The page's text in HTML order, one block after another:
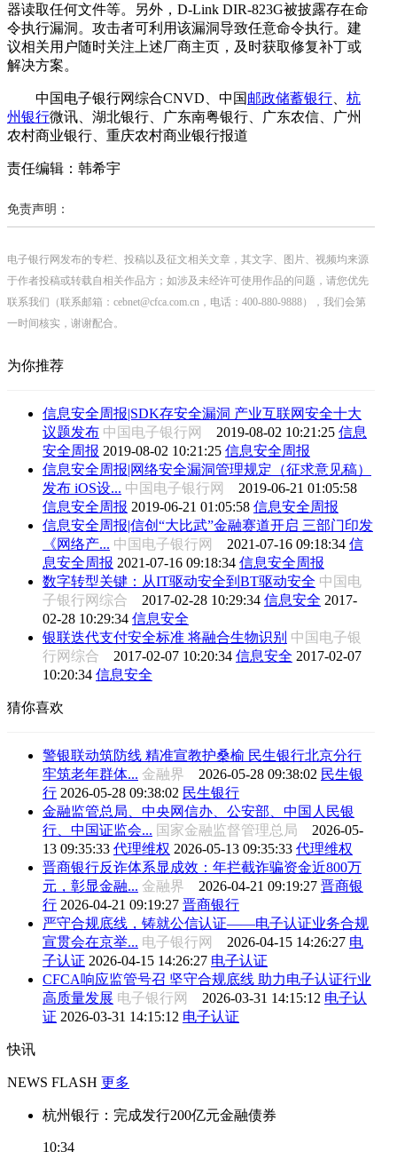
器读取任何文件等。另外，D-Link DIR-823G被披露存在命
令执行漏洞。攻击者可利用该漏洞导致任意命令执行。建
议相关用户随时关注上述厂商主页，及时获取修复补丁或
解决方案。
中国电子银行网综合CNVD、中国邮政储蓄银行
杭
州银行微讯、湖北银行、广东南粤银行、广东农信、广州
农村商业银行、重庆农村商业银行报道
责任编辑：韩希宇
免责声明：
电子银行网发布的专栏、投稿以及征文相关文章，其文字、图片、视频均来源
于作者投稿或转载自相关作品方；如涉及未经许可使用作品的问题，请您优先
联系我们（联系邮箱：cebnet@cfca.com.cn，电话：400-880-9888），我们会第
一时间核实，谢谢配合。
为你推荐
信息安全周报|SDK存安全漏洞 产业互联网安全十大
议题发布 中国电子银行网 2019-08-02 10:21:25 信息
安全周报 2019-08-02 10:21:25 信息安全周报
信息安全周报|网络安全漏洞管理规定（征求意见稿）
发布 iOS设... 中国电子银行网 2019-06-21 01:05:58
信息安全周报 2019-06-21 01:05:58 信息安全周报
信息安全周报|信创“大比武”金融赛道开启 三部门印发
《网络产... 中国电子银行网 2021-07-16 09:18:34 信
息安全周报 2021-07-16 09:18:34 信息安全周报
数字转型关键：从IT驱动安全到BT驱动安全 中国电
子银行网综合 2017-02-28 10:29:34 信息安全 2017-
02-28 10:29:34 信息安全
银联迭代支付安全标准 将融合生物识别 中国电子银
行网综合 2017-02-07 10:20:34 信息安全 2017-02-07
10:20:34 信息安全
猜你喜欢
警银联动筑防线 精准宣教护桑榆 民生银行北京分行
牢筑老年群体... 金融界 2026-05-28 09:38:02 民生银
行 2026-05-28 09:38:02 民生银行
金融监管总局、中央网信办、公安部、中国人民银
行、中国证监会... 国家金融监督管理总局 2026-05-
13 09:35:33 代理维权 2026-05-13 09:35:33 代理维权
晋商银行反诈体系显成效：年拦截诈骗资金近800万
元，彰显金融... 金融界 2026-04-21 09:19:27 晋商银
行 2026-04-21 09:19:27 晋商银行
严守合规底线，铸就公信认证——电子认证业务合规
宣贯会在京举... 电子银行网 2026-04-15 14:26:27 电
子认证 2026-04-15 14:26:27 电子认证
CFCA响应监管号召 坚守合规底线 助力电子认证行业
高质量发展 电子银行网 2026-03-31 14:15:12 电子认
证 2026-03-31 14:15:12 电子认证
快讯
NEWS FLASH 更多
杭州银行：完成发行200亿元金融债券
10:34